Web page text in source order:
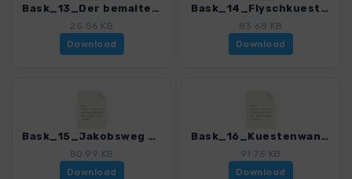
Bask_13_Der bemalte Wald von Oma_0252_1.gpx
25.56 KB
Download
Bask_14_Flyschkueste von Deba nach Zumaia_0252_1.gpx
83.68 KB
Download
Bask_15_Jakobsweg von Donostia nach Orio_0252_1.gpx
80.99 KB
Download
Bask_16_Kuestenwanderung um den Jaizkibel_0252_1.gpx
91.75 KB
Download